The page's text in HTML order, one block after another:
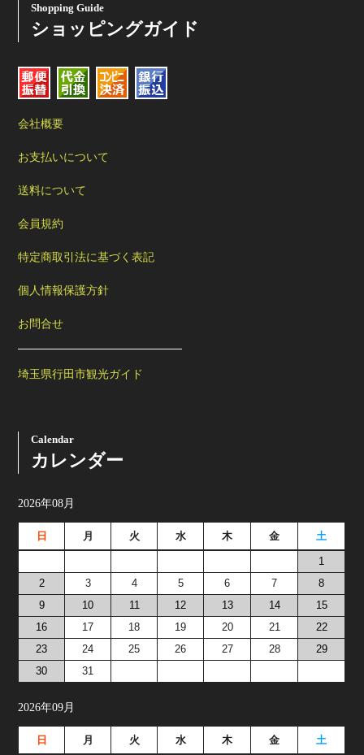
Shopping Guide
ショッピングガイド
会社概要
お支払いについて
送料について
会員規約
特定商取引法に基づく表記
個人情報保護方針
お問合せ
埼玉県行田市観光ガイド
Calendar
カレンダー
2026年08月
日 月 火 水 木 金 土
1
2
3 4 5 6 7
8
9
10 11 12 13 14
15
16
17 18 19 20 21
22
23
24 25 26 27 28
29
30
31
2026年09月
日 月 火 水 木 金 土